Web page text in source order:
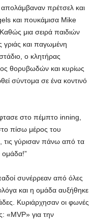
πρέτσελ και
και πουκάμισα Mike
μια σειρά παιδιών
γριάς και παγωμένη
ο κλητήρας
θορυβωδών και κυρίως
σύντομα σε ένα κοντινό
στο πέμπτο inning,
πίσω μέρος του
τις γύρισαν πάνω από τα
ομάδα!”
συνέρρεαν από όλες
και η ομάδα αυξήθηκε
Κυριάρχησαν οι φωνές
«MVP» για την